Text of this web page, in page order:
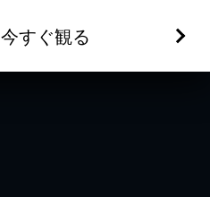
今すぐ観る